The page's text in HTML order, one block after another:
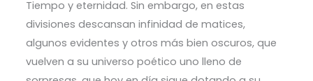
Tiempo y eternidad. Sin embargo, en estas
divisiones descansan infinidad de matices,
algunos evidentes y otros más bien oscuros, que
vuelven a su universo poético uno lleno de